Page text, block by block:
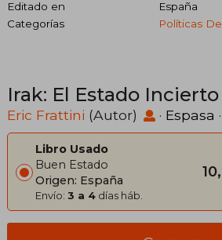
Editado en
España
Categorías
Políticas
Irak: El Estado Incierto
Eric Frattini (Autor) · Espasa
Libro Usado
Buen Estado
Origen: España
Envío: 3 a 4 días háb.